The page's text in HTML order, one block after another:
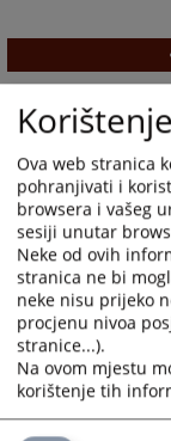
Ova web stranica
pohranjivati i
browsera i vašeg
sesiji unutar
Neke od ovih
stranica ne bi
neke nisu prijeko
procjenu nivoa
stranice...).
Na ovom mjestu
korištenje tih